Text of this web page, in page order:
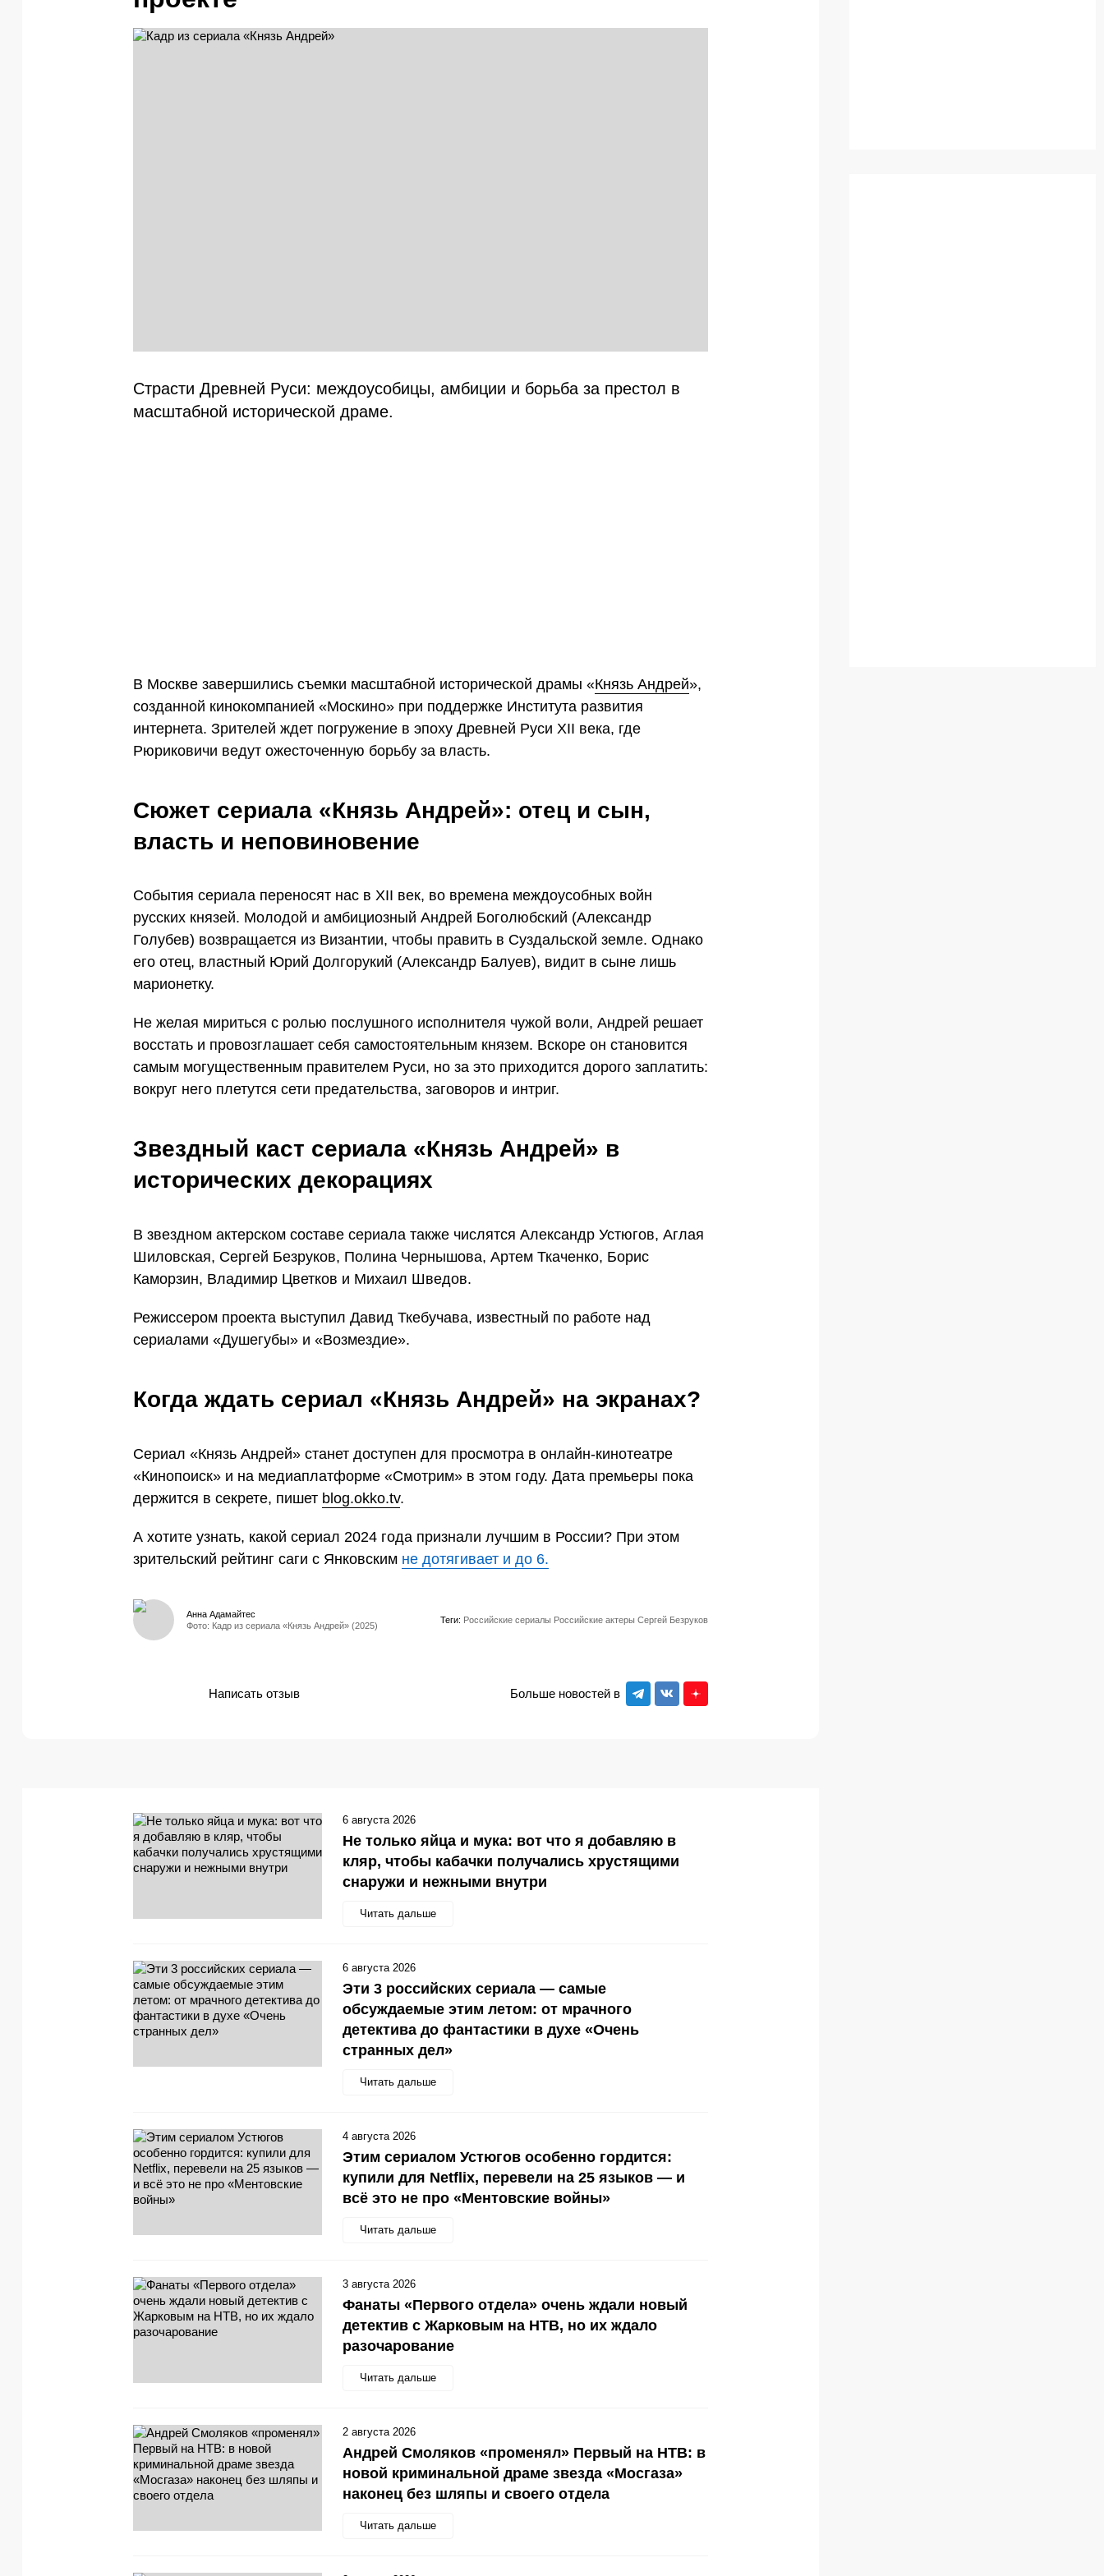
Страсти Древней Руси: междоусобицы, амбиции и борьба за престол в
масштабной исторической драме.
В Москве завершились съемки масштабной исторической драмы «Князь Андрей»,
созданной кинокомпанией «Москино» при поддержке Института развития
интернета. Зрителей ждет погружение в эпоху Древней Руси XII века, где
Рюриковичи ведут ожесточенную борьбу за власть.
Сюжет сериала «Князь Андрей»: отец и сын,
власть и неповиновение
События сериала переносят нас в XII век, во времена междоусобных войн
русских князей. Молодой и амбициозный Андрей Боголюбский (Александр
Голубев) возвращается из Византии, чтобы править в Суздальской земле. Однако
его отец, властный Юрий Долгорукий (Александр Балуев), видит в сыне лишь
марионетку.
Не желая мириться с ролью послушного исполнителя чужой воли, Андрей решает
восстать и провозглашает себя самостоятельным князем. Вскоре он становится
самым могущественным правителем Руси, но за это приходится дорого заплатить:
вокруг него плетутся сети предательства, заговоров и интриг.
Звездный каст сериала «Князь Андрей» в
исторических декорациях
В звездном актерском составе сериала также числятся Александр Устюгов, Аглая
Шиловская, Сергей Безруков, Полина Чернышова, Артем Ткаченко, Борис
Каморзин, Владимир Цветков и Михаил Шведов.
Режиссером проекта выступил Давид Ткебучава, известный по работе над
сериалами «Душегубы» и «Возмездие».
Когда ждать сериал «Князь Андрей» на экранах?
Сериал «Князь Андрей» станет доступен для просмотра в онлайн-кинотеатре
«Кинопоиск» и на медиаплатформе «Смотрим» в этом году. Дата премьеры пока
держится в секрете, пишет blog.okko.tv.
А хотите узнать, какой сериал 2024 года признали лучшим в России? При этом
зрительский рейтинг саги с Янковским не дотягивает и до 6.
Фото: Кадр из сериала «Князь Андрей» (2025)
Анна Адамайтес
Теги: Российские сериалы Российские актеры Сергей Безруков
Больше новостей в
Написать отзыв
Не только яйца и мука: вот что я добавляю в
кляр, чтобы кабачки получались хрустящими
снаружи и нежными внутри
Читать дальше
6 августа 2026
Эти 3 российских сериала — самые
обсуждаемые этим летом: от мрачного
детектива до фантастики в духе «Очень
странных дел»
Читать дальше
6 августа 2026
Этим сериалом Устюгов особенно гордится:
купили для Netflix, перевели на 25 языков — и
всё это не про «Ментовские войны»
Читать дальше
4 августа 2026
Фанаты «Первого отдела» очень ждали новый
детектив с Жарковым на НТВ, но их ждало
разочарование
Читать дальше
3 августа 2026
Андрей Смоляков «променял» Первый на НТВ: в
новой криминальной драме звезда «Мосгаза»
наконец без шляпы и своего отдела
Читать дальше
2 августа 2026